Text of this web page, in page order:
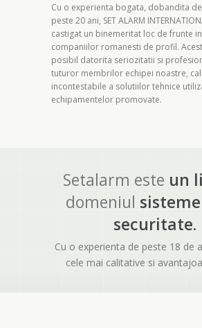
Cu o experienta bogata, dobandita
peste 20 ani, SET ALARM
castigat un binemeritat loc de frunte
companiilor romanesti de profil.
posibil datorita seriozitatii si
tuturor membrilor echipei noastre,
incontestabile a solutiilor tehnice
echipamentelor promovate.
Setalarm este un
domeniul
securitate.
Cu o experienta de peste 18 de
cele mai calitative si